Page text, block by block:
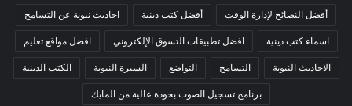
أفضل النصائح لإدارة الوقت أفضل كتب دينية احاديث نبوية عن التسامح
اسماء كتب دينية افضل تطبيقات التسوق الإلكتروني افضل مواقع تعليم
الاحاديث النبوية التسامح التواضع السيرة النبوية الكتب الدينية
برنامج تسجيل الصوت بجودة عالية من المايك